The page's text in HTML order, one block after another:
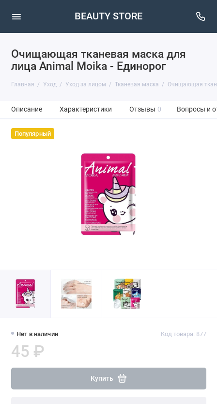
BEAUTY STORE
Очищающая тканевая маска для
лица Animal Moika - Единорог
Главная Уход Уход за лицом Тканевая маска Очищающая
Описание Характеристики Отзывы 0 Вопросы и
Популярный
Нет в наличии Код товара: 877
45 ₽
Купить